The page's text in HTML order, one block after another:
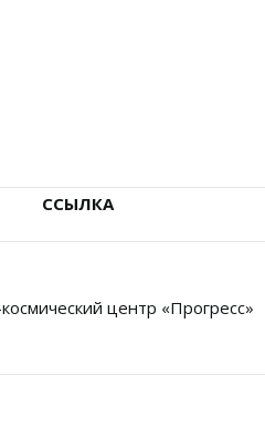
ССЫЛКА
центр «Прогресс»